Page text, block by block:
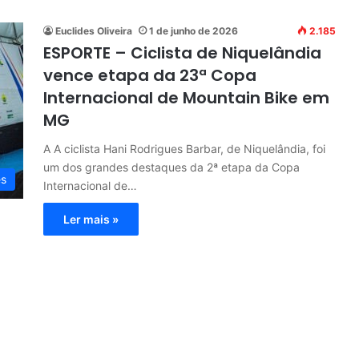
Euclides Oliveira 1 de junho de 2026 2.185
ESPORTE – Ciclista de Niquelândia
vence etapa da 23ª Copa
Internacional de Mountain Bike em
MG
A A ciclista Hani Rodrigues Barbar, de Niquelândia, foi
um dos grandes destaques da 2ª etapa da Copa
Internacional de…
Ler mais »